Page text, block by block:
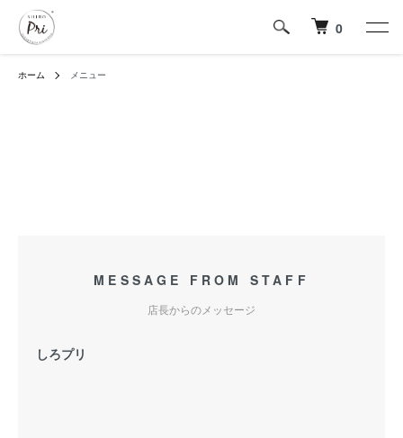
0
ホーム メニュー
MESSAGE FROM STAFF
店長からのメッセージ
しろプリ